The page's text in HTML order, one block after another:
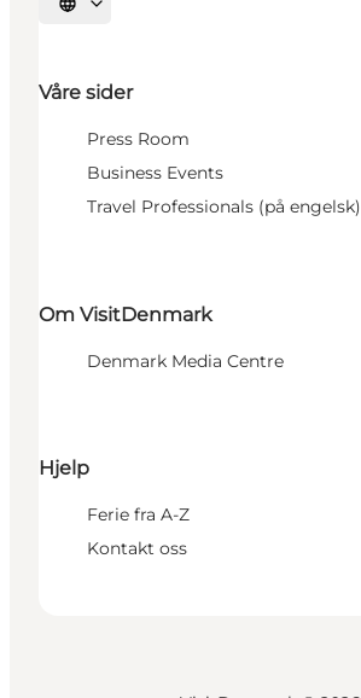
Velg språk
Våre sider
Press Room
Business Events
Travel Professionals (på engelsk)
Om VisitDenmark
Denmark Media Centre
Hjelp
Ferie fra A-Z
Kontakt oss